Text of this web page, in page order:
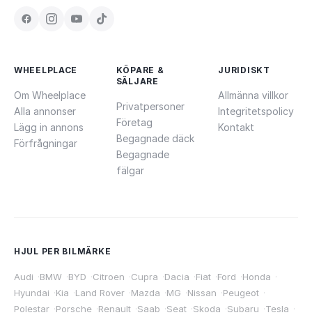
WHEELPLACE
Om Wheelplace
Alla annonser
Lägg in annons
Förfrågningar
KÖPARE &
SÄLJARE
Privatpersoner
Företag
Begagnade däck
Begagnade
fälgar
JURIDISKT
Allmänna villkor
Integritetspolicy
Kontakt
HJUL PER BILMÄRKE
Audi ·BMW ·BYD ·Citroen ·Cupra ·Dacia ·Fiat ·Ford ·Honda ·
Hyundai ·Kia ·Land Rover ·Mazda ·MG ·Nissan ·Peugeot ·
Polestar ·Porsche ·Renault ·Saab ·Seat ·Skoda ·Subaru ·Tesla ·